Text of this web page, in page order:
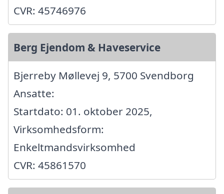
CVR: 45746976
Berg Ejendom & Haveservice
Bjerreby Møllevej 9, 5700 Svendborg
Ansatte:
Startdato: 01. oktober 2025,
Virksomhedsform:
Enkeltmandsvirksomhed
CVR: 45861570